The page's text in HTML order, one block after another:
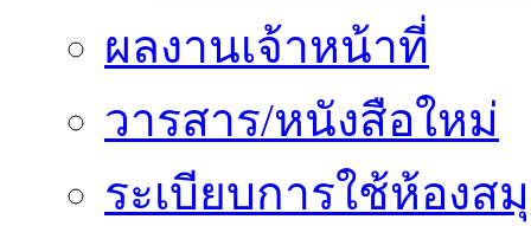
ผลงานเจ้าหน้าที่
วารสาร/หนังสือใหม่
ระเบียบการใช้ห้องส